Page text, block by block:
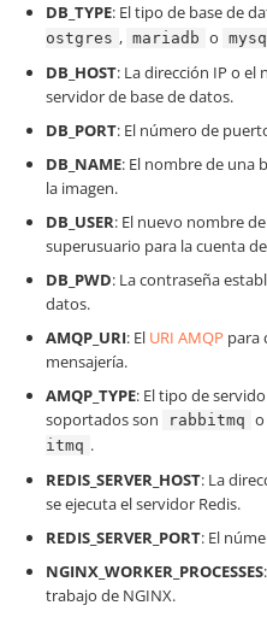
DB_TYPE: El tipo de base de
ostgres , mariadb o
DB_HOST: La dirección IP o
servidor de base de datos.
DB_PORT: El número de
DB_NAME: El nombre de una
la imagen.
DB_USER: El nuevo nombre
superusuario para la cuenta
DB_PWD: La contraseña
datos.
AMQP_URI: El URI AMQP para
mensajería.
AMQP_TYPE: El tipo de
soportados son
rabbitmq o
itmq .
REDIS_SERVER_HOST: La
se ejecuta el servidor Redis.
REDIS_SERVER_PORT: El
NGINX_WORKER_PROCESSES
trabajo de NGINX.